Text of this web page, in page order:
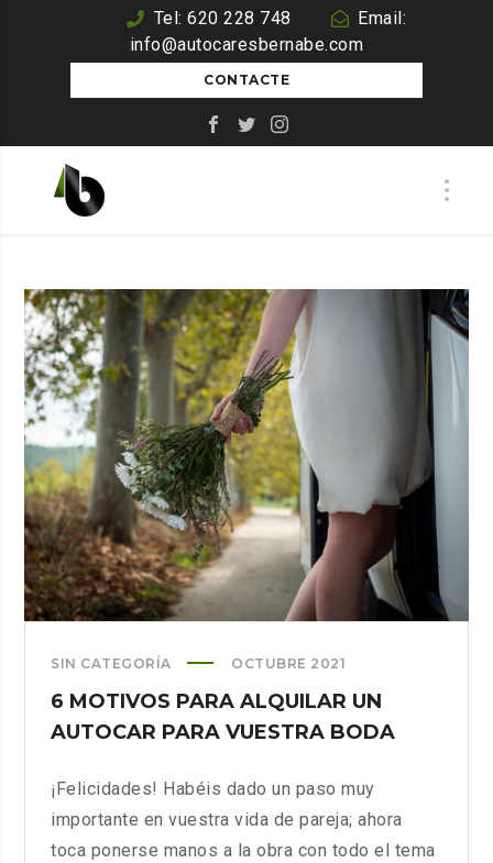
Tel: 620 228 748
Email:
info@autocaresbernabe.com
CONTACTE
SIN CATEGORÍA OCTUBRE 2021
6 MOTIVOS PARA ALQUILAR UN
AUTOCAR PARA VUESTRA BODA
¡Felicidades! Habéis dado un paso muy
importante en vuestra vida de pareja; ahora
toca ponerse manos a la obra con todo el tema